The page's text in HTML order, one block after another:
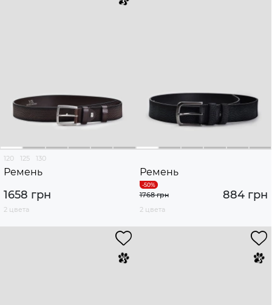
120 125 130
Ремень
1658 грн
2 цвета
Ремень
884 грн
1768 грн
2 цвета